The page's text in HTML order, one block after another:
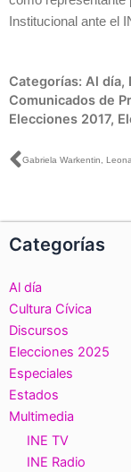
Institucional ante el
Categorías: Al día,
Comunicados de
Elecciones 2017,
Ant
Categorías
Al día
Cultura Cívica
Discursos
Elecciones 2025
Especiales
Estados
Multimedia
INE TV
INE Radio